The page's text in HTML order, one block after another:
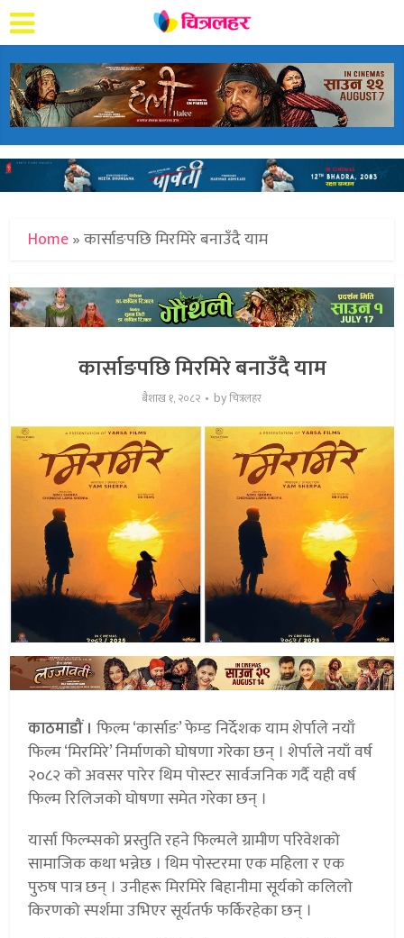
Home»कार्साङपछि मिरमिरे बनाउँदै याम
कार्साङपछि मिरमिरे बनाउँदै याम
बैशाख १, २०८२ byचित्रलहर
काठमाडौं । फिल्म ‘कार्साङ’ फेम्ड निर्देशक याम शेर्पाले नयाँ
फिल्म ‘मिरमिरे’ निर्माणको घोषणा गरेका छन् । शेर्पाले नयाँ वर्ष
२०८२ को अवसर पारेर थिम पोस्टर सार्वजनिक गर्दै यही वर्ष
फिल्म रिलिजको घोषणा समेत गरेका छन् ।
यार्सा फिल्म्सको प्रस्तुति रहने फिल्मले ग्रामीण परिवेशको
सामाजिक कथा भन्नेछ । थिम पोस्टरमा एक महिला र एक
पुरुष पात्र छन् । उनीहरू मिरमिरे बिहानीमा सूर्यको कलिलो
किरणको स्पर्शमा उभिएर सूर्यतर्फ फर्किरहेका छन् ।